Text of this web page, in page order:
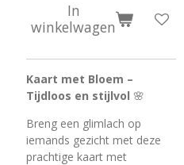
In
winkelwagen
Kaart met Bloem –
Tijdloos en stijlvol 🌸
Breng een glimlach op
iemands gezicht met deze
prachtige kaart met